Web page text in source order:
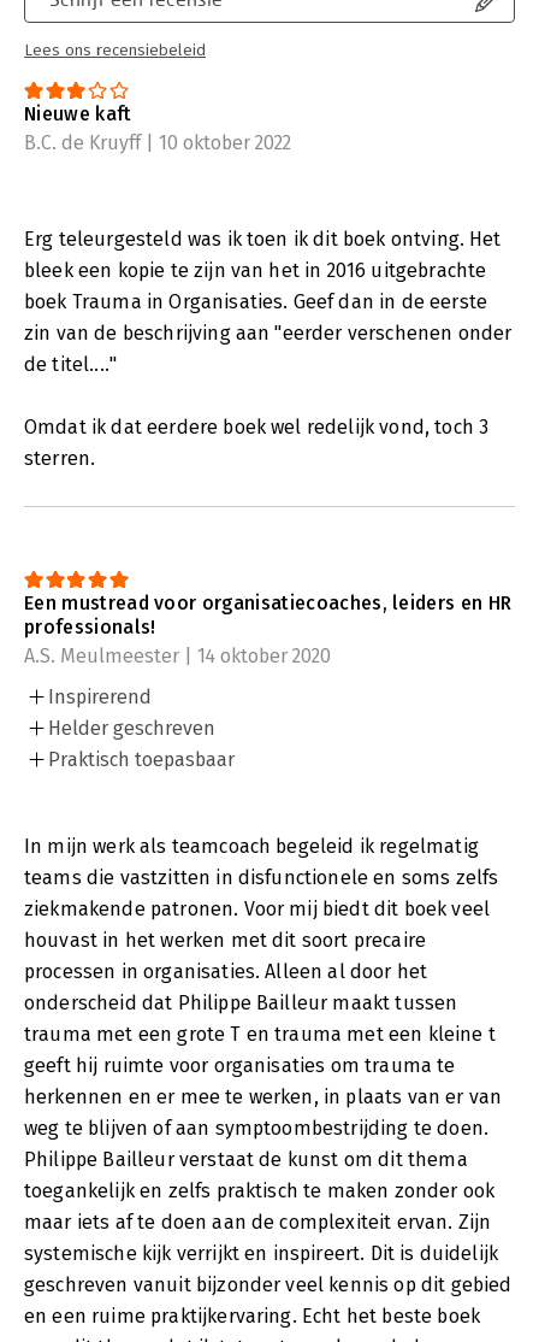
Lees ons recensiebeleid
Nieuwe kaft
B.C. de Kruyff | 10 oktober 2022
Erg teleurgesteld was ik toen ik dit boek ontving. Het
bleek een kopie te zijn van het in 2016 uitgebrachte
boek Trauma in Organisaties. Geef dan in de eerste
zin van de beschrijving aan "eerder verschenen onder
de titel...."
Omdat ik dat eerdere boek wel redelijk vond, toch 3
sterren.
Een mustread voor organisatiecoaches, leiders en HR
professionals!
A.S. Meulmeester | 14 oktober 2020
Inspirerend
Helder geschreven
Praktisch toepasbaar
In mijn werk als teamcoach begeleid ik regelmatig
teams die vastzitten in disfunctionele en soms zelfs
ziekmakende patronen. Voor mij biedt dit boek veel
houvast in het werken met dit soort precaire
processen in organisaties. Alleen al door het
onderscheid dat Philippe Bailleur maakt tussen
trauma met een grote T en trauma met een kleine t
geeft hij ruimte voor organisaties om trauma te
herkennen en er mee te werken, in plaats van er van
weg te blijven of aan symptoombestrijding te doen.
Philippe Bailleur verstaat de kunst om dit thema
toegankelijk en zelfs praktisch te maken zonder ook
maar iets af te doen aan de complexiteit ervan. Zijn
systemische kijk verrijkt en inspireert. Dit is duidelijk
geschreven vanuit bijzonder veel kennis op dit gebied
en een ruime praktijkervaring. Echt het beste boek